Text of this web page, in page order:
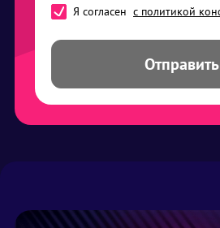
Я согласен с политикой
Отправить